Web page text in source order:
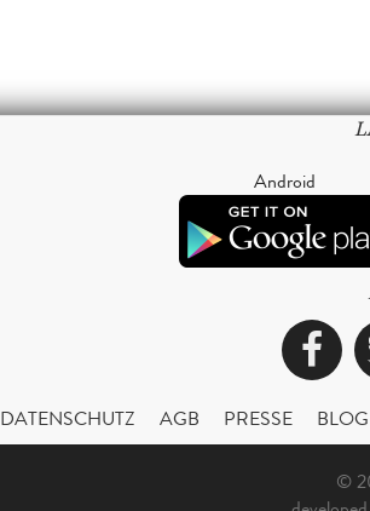
Android
DATENSCHUTZ AGB PRESSE BLOG
©